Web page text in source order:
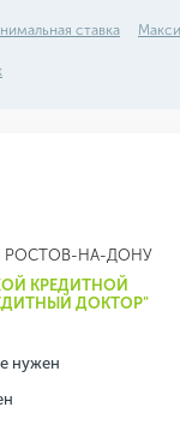
ставка
РОСТОВ-НА-ДОНУ
КРЕДИТНОЙ
ДОКТОР"
нужен